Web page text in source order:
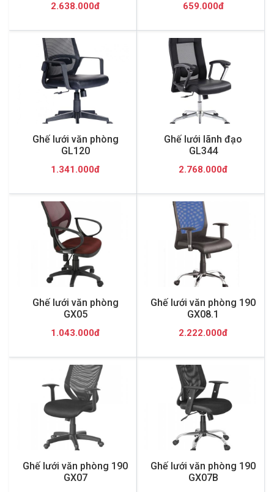
2.638.000đ 659.000đ
Ghế lưới văn phòng
GL120
1.341.000đ
Ghế lưới lãnh đạo
GL344
2.768.000đ
Ghế lưới văn phòng
GX05
1.043.000đ
Ghế lưới văn phòng 190
GX08.1
2.222.000đ
Ghế lưới văn phòng 190
GX07
Ghế lưới văn phòng 190
GX07B